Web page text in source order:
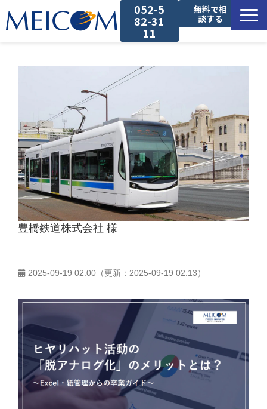
052-5
82-31
11
無料で相
談する
セミナー
コラム
お役立ち資料
豊橋鉄道株式会社 様
2025-09-19 02:00 （更新： 2025-09-19 02:13）